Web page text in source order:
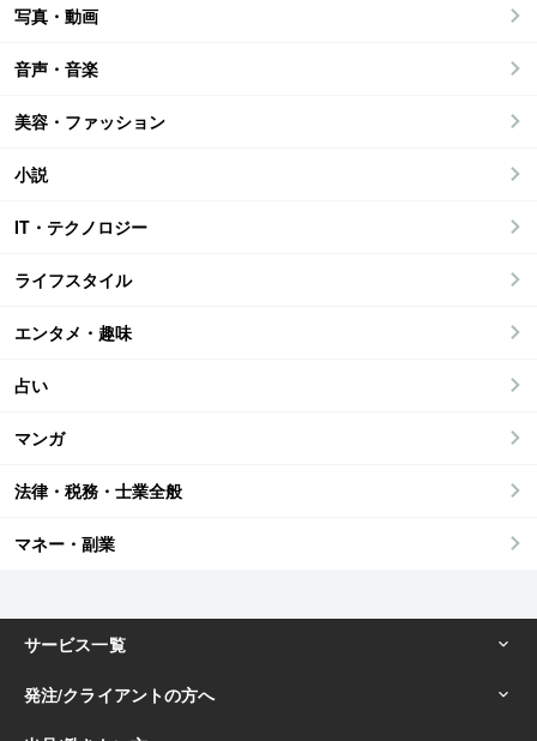
写真・動画
音声・音楽
美容・ファッション
小説
IT・テクノロジー
ライフスタイル
エンタメ・趣味
占い
マンガ
法律・税務・士業全般
マネー・副業